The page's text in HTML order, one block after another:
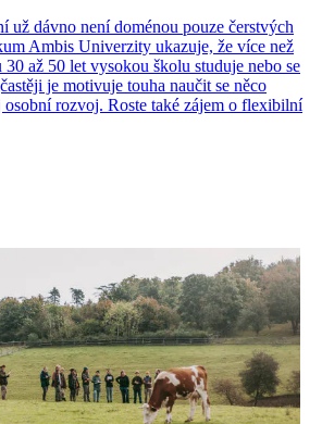
už dávno není doménou pouze čerstvých
Ambis Univerzity ukazuje, že více než
až 50 let vysokou školu studuje nebo se
je motivuje touha naučit se něco
rozvoj. Roste také zájem o flexibilní